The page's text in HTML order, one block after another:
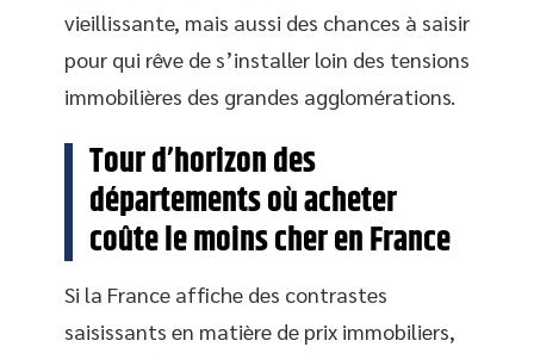
vieillissante, mais aussi des chances à saisir
pour qui rêve de s’installer loin des tensions
immobilières des grandes agglomérations.
Tour d’horizon des
départements où acheter
coûte le moins cher en France
Si la France affiche des contrastes
saisissants en matière de prix immobiliers,